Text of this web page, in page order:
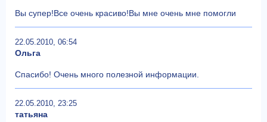
Вы супер!Все очень красиво!Вы мне очень мне помогли
22.05.2010, 06:54
Ольга
Спасибо! Очень много полезной информации.
22.05.2010, 23:25
татьяна